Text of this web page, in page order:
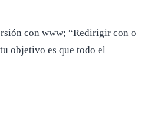
con www; “Redirigir con o
objetivo es que todo el